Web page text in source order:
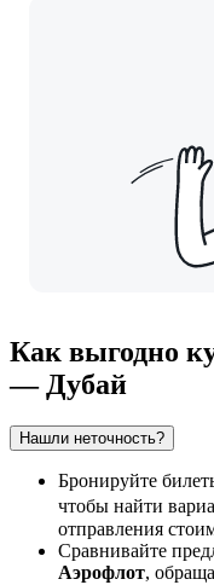
Как выгодно
— Дубай
Нашли неточность?
Бронируйте
чтобы найти
отправления
Сравнивайте
Аэрофлот,